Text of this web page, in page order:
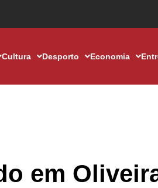
Cultura Desporto Economia
em